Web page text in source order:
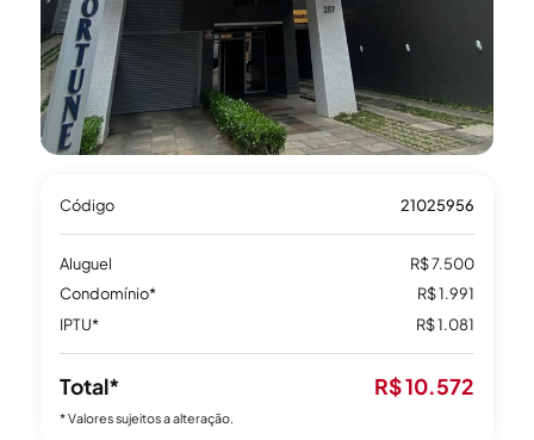
Código 21025956
Aluguel
R$ 7.500
Condomínio*
R$ 1.991
IPTU*
R$ 1.081
Total* R$ 10.572
* Valores sujeitos a alteração.